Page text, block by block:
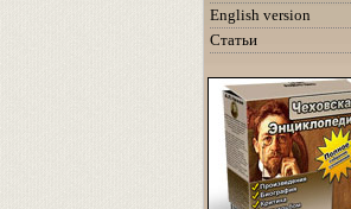
English version
Статьи